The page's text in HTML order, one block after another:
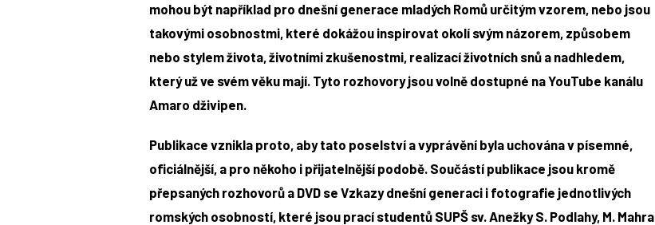
mohou být například pro dnešní generace mladých Romů určitým vzorem, nebo jsou
takovými osobnostmi, které dokážou inspirovat okolí svým názorem, způsobem
nebo stylem života, životními zkušenostmi, realizací životních snů a nadhledem,
který už ve svém věku mají. Tyto rozhovory jsou volně dostupné na YouTube kanálu
Amaro dživipen.
Publikace vznikla proto, aby tato poselství a vyprávění byla uchována v písemné,
oficiálnější, a pro někoho i přijatelnější podobě. Součástí publikace jsou kromě
přepsaných rozhovorů a DVD se Vzkazy dnešní generaci i fotografie jednotlivých
romských osobností, které jsou prací studentů SUPŠ sv. Anežky S. Podlahy, M. Mahra